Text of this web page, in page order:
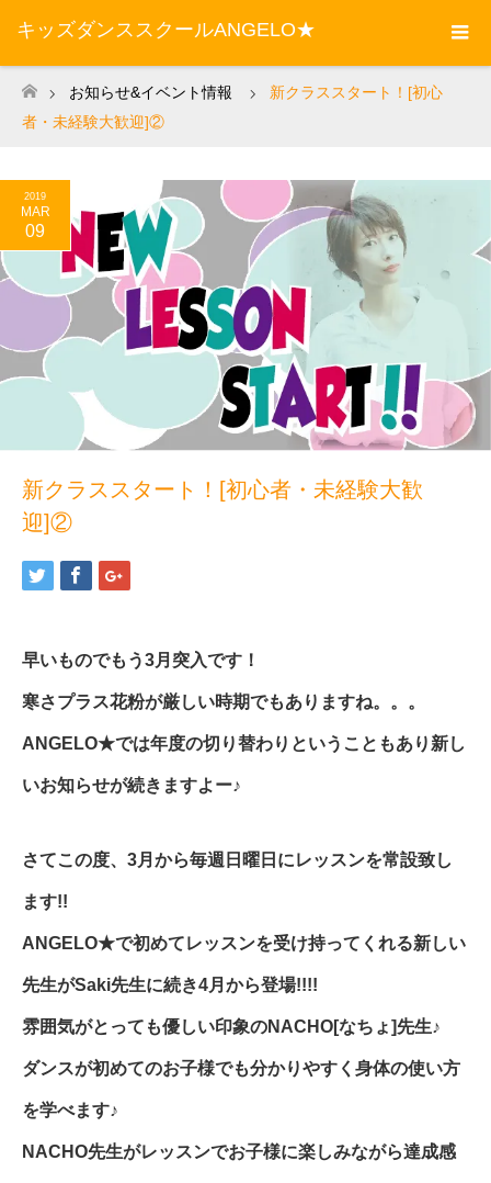
キッズダンススクールANGELO★
ホーム
お知らせ&イベント情報
新クラススタート！[初心
者・未経験大歓迎]②
2019
MAR
09
新クラススタート！[初心者・未経験大歓
迎]②
早いものでもう3月突入です！
寒さプラス花粉が厳しい時期でもありますね。。。
ANGELO★では年度の切り替わりということもあり新し
いお知らせが続きますよー♪
さてこの度、3月から毎週日曜日にレッスンを常設致し
ます!!
ANGELO★で初めてレッスンを受け持ってくれる新しい
先生がSaki先生に続き4月から登場!!!!
雰囲気がとっても優しい印象のNACHO[なちょ]先生♪
ダンスが初めてのお子様でも分かりやすく身体の使い方
を学べます♪
NACHO先生がレッスンでお子様に楽しみながら達成感